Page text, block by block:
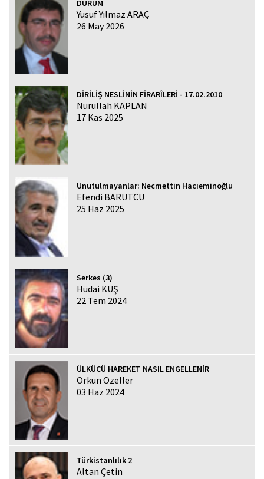
DURUM
Yusuf Yılmaz ARAÇ
26 May 2026
DİRİLİŞ NESLİNİN FİRARÎLERİ - 17.02.2010
Nurullah KAPLAN
17 Kas 2025
Unutulmayanlar: Necmettin Hacıeminoğlu
Efendi BARUTCU
25 Haz 2025
Serkes (3)
Hüdai KUŞ
22 Tem 2024
ÜLKÜCÜ HAREKET NASIL ENGELLENİR
Orkun Özeller
03 Haz 2024
Türkistanlılık 2
Altan Çetin